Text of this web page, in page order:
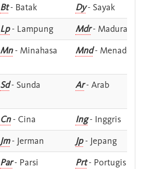
Bt- Batak Dy- Sayak
Lp- Lampung Mdr- Madura
Mn- Minahasa Mnd- Menado
Sd- Sunda Ar- Arab
Cn- Cina Ing- Inggris
Jm- Jerman Jp- Jepang
Par- Parsi Prt- Portugis